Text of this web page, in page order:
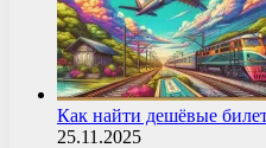
Как найти дешёвые
25.11.2025